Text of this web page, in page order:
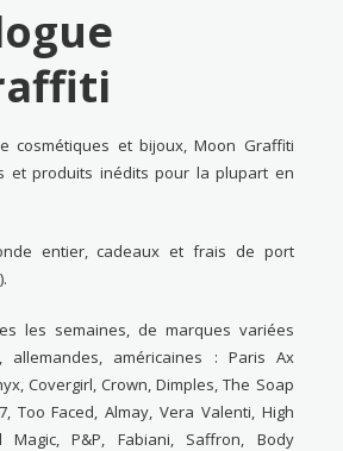
cosmétiques et bijoux, Moon Graffiti
et produits inédits pour la plupart en
entier, cadeaux et frais de port
les semaines, de marques variées
allemandes, américaines : Paris Ax
Covergirl, Crown, Dimples, The Soap
Too Faced, Almay, Vera Valenti, High
P&P, Fabiani, Saffron, Body